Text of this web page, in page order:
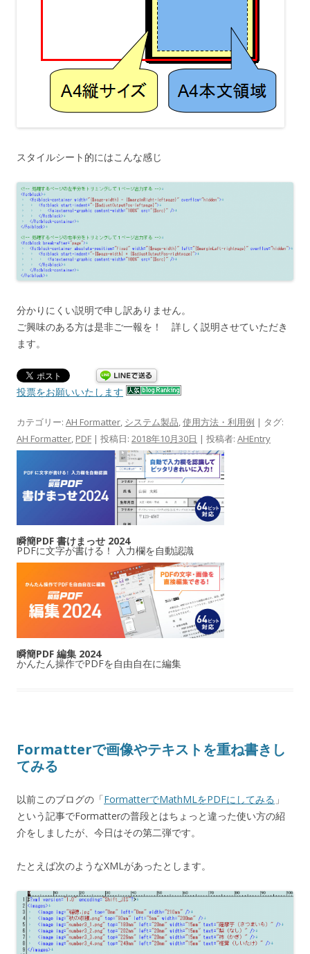
スタイルシート的にはこんな感じ
分かりにくい説明で申し訳ありません。
ご興味のある方は是非ご一報を！ 詳しく説明させていただき
ます。
投票をお願いいたします
カテゴリー: AH Formatter, システム製品,使用方法・利用例 | タグ:
AH Formatter, PDF | 投稿日: 2018年10月30日 | 投稿者: AHEntry
瞬簡PDF 書けまっせ 2024
PDFに文字が書ける！ 入力欄を自動認識
瞬簡PDF 編集 2024
かんたん操作でPDFを自由自在に編集
Formatterで画像やテキストを重ね書きし
てみる
以前このブログの「FormatterでMathMLをPDFにしてみる 」
という記事でFormatterの普段とはちょっと違った使い方の紹
介をしましたが、今日はその第二弾です。
たとえば次のようなXMLがあったとします。